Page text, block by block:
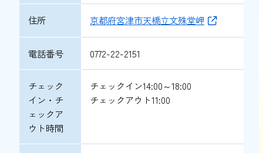
住所 京都府宮津市天橋立文殊堂岬
電話番号 0772-22-2151
チェック
イン・チ
ェックア
ウト時間
チェックイン14:00～18:00
チェックアウト11:00